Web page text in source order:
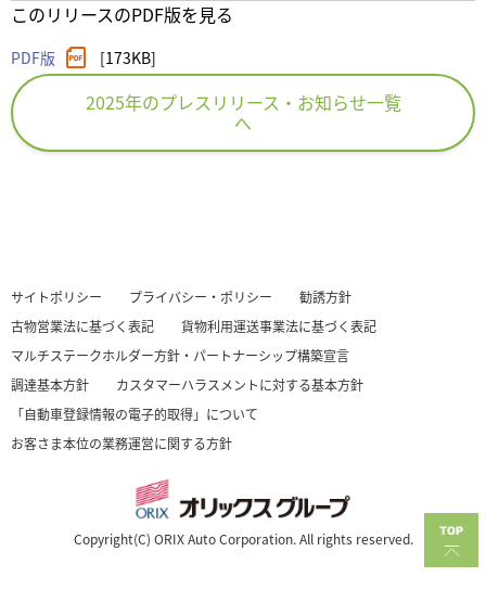
このリリースのPDF版を見る
PDF版 [173KB]
2025年のプレスリリース・お知らせ一覧
へ
サイトポリシー プライバシー・ポリシー
勧誘方針
古物営業法に基づく表記
貨物利用運送事業法に基づく表記
マルチステークホルダー方針・パートナーシップ構築宣言
調達基本方針
カスタマーハラスメントに対する基本方針
「自動車登録情報の電子的取得」について
お客さま本位の業務運営に関する方針
Copyright(C) ORIX Auto Corporation. All rights reserved.